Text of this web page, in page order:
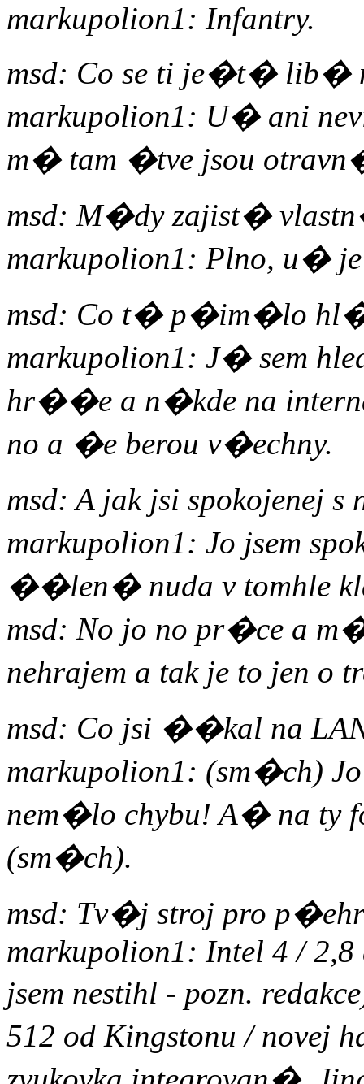
markupolion1: Infantry.
msd: Co se ti je�t� lib�
markupolion1: U� ani
m� tam �tve jsou
msd: M�dy zajist�
markupolion1: Plno, u�
msd: Co t� p�im�lo
markupolion1: J� sem
hr��e a n�kde na
no a �e berou v�echny.
msd: A jak jsi spokojenej
markupolion1: Jo jsem
��len� nuda v tomhle
msd: No jo no pr�ce a
nehrajem a tak je to jen
msd: Co jsi ��kal na
markupolion1: (sm�ch)
nem�lo chybu! A� na ty
(sm�ch).
msd: Tv�j stroj pro
markupolion1: Intel 4 /
jsem nestihl - pozn.
512 od Kingstonu / novej